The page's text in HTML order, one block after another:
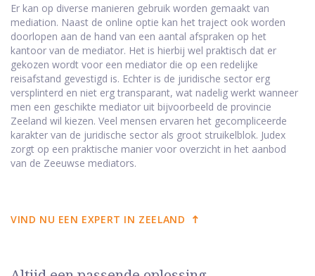
Er kan op diverse manieren gebruik worden gemaakt van
mediation. Naast de online optie kan het traject ook worden
doorlopen aan de hand van een aantal afspraken op het
kantoor van de mediator. Het is hierbij wel praktisch dat er
gekozen wordt voor een mediator die op een redelijke
reisafstand gevestigd is. Echter is de juridische sector erg
versplinterd en niet erg transparant, wat nadelig werkt wanneer
men een geschikte mediator uit bijvoorbeeld de provincie
Zeeland wil kiezen. Veel mensen ervaren het gecompliceerde
karakter van de juridische sector als groot struikelblok. Judex
zorgt op een praktische manier voor overzicht in het aanbod
van de Zeeuwse mediators.
VIND NU EEN EXPERT IN ZEELAND